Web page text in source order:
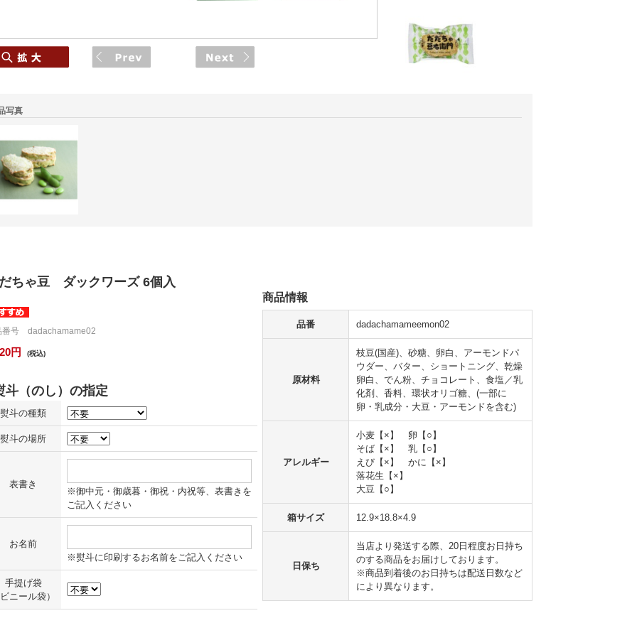
写真
商品情報
品番 dadachamameemon02
原材料
枝豆(国産)、砂糖、卵白、アーモンドパ
ウダー、バター、ショートニング、乾燥
卵白、でん粉、チョコレート、食塩／乳
化剤、香料、環状オリゴ糖、(一部に
卵・乳成分・大豆・アーモンドを含む)
アレルギー
小麦【×】 卵【○】
そば【×】 乳【○】
えび【×】 かに【×】
落花生【×】
大豆【○】
箱サイズ 12.9×18.8×4.9
日保ち
当店より発送する際、20日程度お日持ち
のする商品をお届けしております。
※商品到着後のお日持ちは配送日数など
により異なります。
ちゃ豆 ダックワーズ 6個入
番号 dadachamame02
円 (税込)
熨斗の種類
熨斗の場所
表書き
※御中元・御歳暮・御祝・内祝等、表書きを
ご記入ください
お名前
※熨斗に印刷するお名前をご記入ください
手提げ袋
ニール袋）